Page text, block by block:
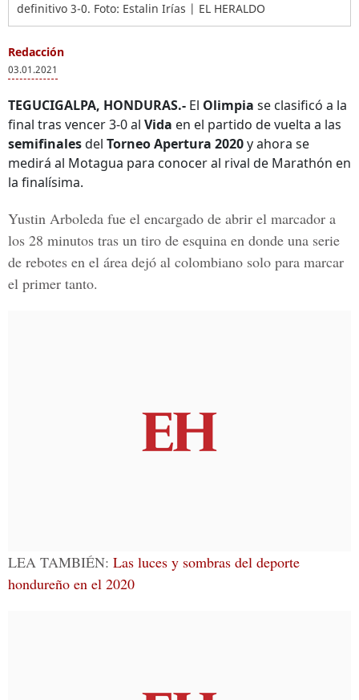
definitivo 3-0. Foto: Estalin Irías | EL HERALDO
Redacción
03.01.2021
TEGUCIGALPA, HONDURAS.- El Olimpia se clasificó a la
final tras vencer 3-0 al Vida en el partido de vuelta a las
semifinalesdel Torneo Apertura 2020y ahora se
medirá al Motagua para conocer al rival de Marathón en
la finalísima.
Yustin Arboleda fue el encargado de abrir el marcador a
los 28 minutos tras un tiro de esquina en donde una serie
de rebotes en el área dejó al colombiano solo para marcar
el primer tanto.
LEA TAMBIÉN: Las luces y sombras del deporte
hondureño en el 2020